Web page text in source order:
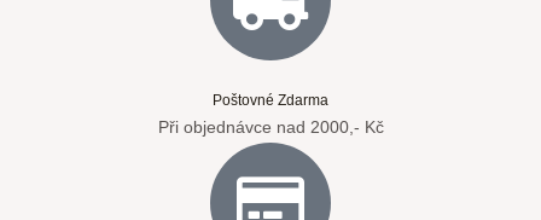
Poštovné Zdarma
Při objednávce nad 2000,- Kč